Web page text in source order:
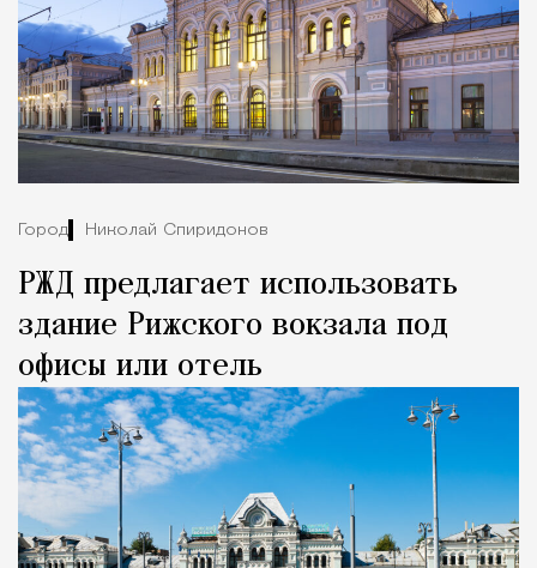
Город Николай Спиридонов
РЖД предлагает использовать
здание Рижского вокзала под
офисы или отель